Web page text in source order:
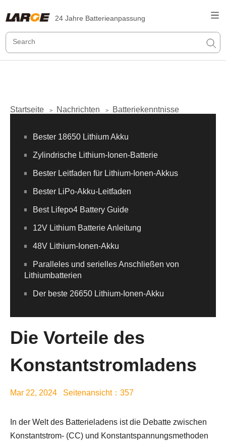
24 Jahre Batterieanpassung
Startseite > Nachrichten > Batteriekenntnisse
Bester 18650 Lithium Akku
Zylindrische Lithium-Ionen-Batterie
Bester Leitfaden für Lithium-Ionen-Akkus
Bester LiPo-Akku-Leitfaden
Best Lifepo4 Battery Guide
12V Lithium Batterie Anleitung
48V Lithium-Ionen-Akku
Paralleles und serielles Anschließen von
Lithiumbatterien
Der beste 26650 Lithium-Ionen-Akku
Die Vorteile des
Konstantstromladens
Mar 22, 2024 Seitenansicht：357
In der Welt des Batterieladens ist die Debatte zwischen
Konstantstrom- (CC) und Konstantspannungsmethoden